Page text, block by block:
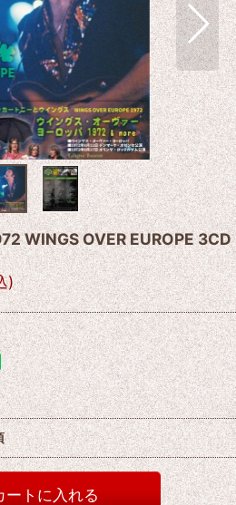
WINGS OVER EUROPE 3CD
)
ートに入れる